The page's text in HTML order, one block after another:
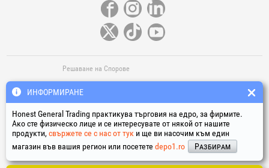
Решаване на Спорове
Полезни Линкове
ИНФОРМИРАНЕ
Honest General Trading практикува търговия на едро, за фирмите.
Ако сте физическо лице и се интересувате от някой от нашите
продукти, свържете се с нас от тук и ще ви насочим към един
магазин във вашия регион или посетете depo1.ro Разбирам